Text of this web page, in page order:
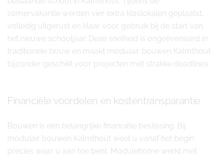
zomervakantie werden vier extra klaslokalen geplaatst,
volledig uitgerust en klaar voor gebruik bij de start van
het nieuwe schooljaar. Deze snelheid is ongeëvenaard in
traditionele bouw en maakt modulair bouwen Kalmthout
bijzonder geschikt voor projecten met strakke deadlines.
Financiële voordelen en kostentransparantie
Bouwen is een belangrijke financiële beslissing. Bij
modulair bouwen Kalmthout weet u vanaf het begin
precies waar u aan toe bent. Modulehome werkt met